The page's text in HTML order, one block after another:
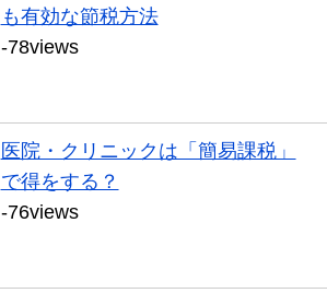
も有効な節税方法
-78views
医院・クリニックは「簡易課税」
で得をする？
-76views